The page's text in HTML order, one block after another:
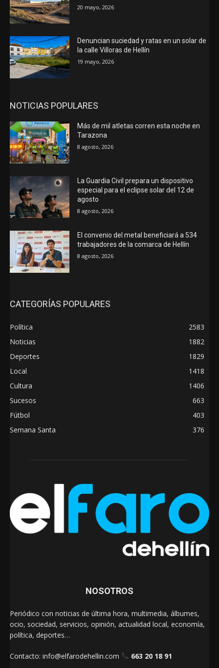
20 mayo, 2026
Denuncian suciedad y ratas en un solar de
la calle Villoras de Hellín
19 mayo, 2026
NOTICIAS POPULARES
Más de mil atletas corren esta noche en
Tarazona
8 agosto, 2026
La Guardia Civil prepara un dispositivo
especial para el eclipse solar del 12 de
agosto
8 agosto, 2026
El convenio del metal beneficiará a 534
trabajadores de la comarca de Hellín
8 agosto, 2026
CATEGORÍAS POPULARES
Política
2583
Noticias
1882
Deportes
1829
Local
1418
Cultura
1406
Sucesos
663
Fútbol
403
Semana Santa
376
NOSOTROS
Periódico con noticias de última hora, multimedia, álbumes,
ocio, sociedad, servicios, opinión, actualidad local, economía,
política, deportes…
Contacto: info@elfarodehellin.com 663 20 18 91